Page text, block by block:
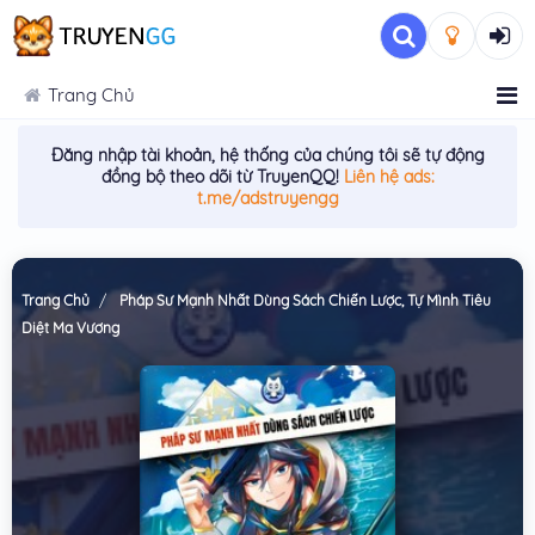
Trang Chủ
Đăng nhập tài khoản, hệ thống của chúng tôi sẽ tự động
đồng bộ theo dõi từ TruyenQQ! Liên hệ ads:
t.me/adstruyengg
Trang Chủ
Pháp Sư Mạnh Nhất Dùng Sách Chiến Lược, Tự Mình Tiêu
Diệt Ma Vương